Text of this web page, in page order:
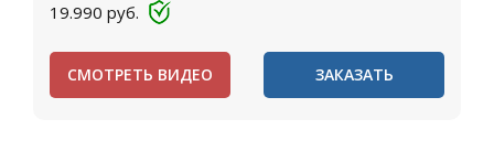
19.990 руб.
СМОТРЕТЬ ВИДЕО ЗАКАЗАТЬ